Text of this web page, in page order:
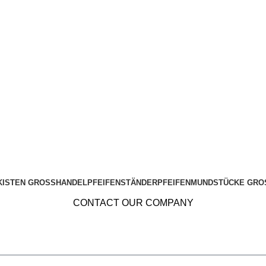
GROSSHANDEL PFEIFENSTÄNDERPFEIFENMUNDSTÜCKE
CONTACT OUR COMPANY